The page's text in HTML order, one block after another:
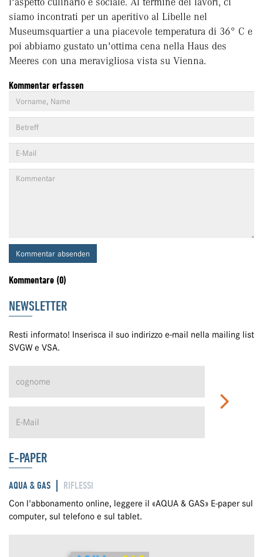
siamo incontrati per un aperitivo al Libelle nel
Museumsquartier a una piacevole temperatura di 36° C e
poi abbiamo gustato un'ottima cena nella Haus des
Meeres con una meravigliosa vista su Vienna.
Kommentar erfassen
Kommentar absenden
Kommentare (0)
NEWSLETTER
Resti informato! Inserisca il suo indirizzo e-mail nella mailing list
SVGW e VSA.
E-PAPER
AQUA & GAS RIFLESSI
Con l'abbonamento online, leggere il «AQUA & GAS» E-paper sul
computer, sul telefono e sul tablet.